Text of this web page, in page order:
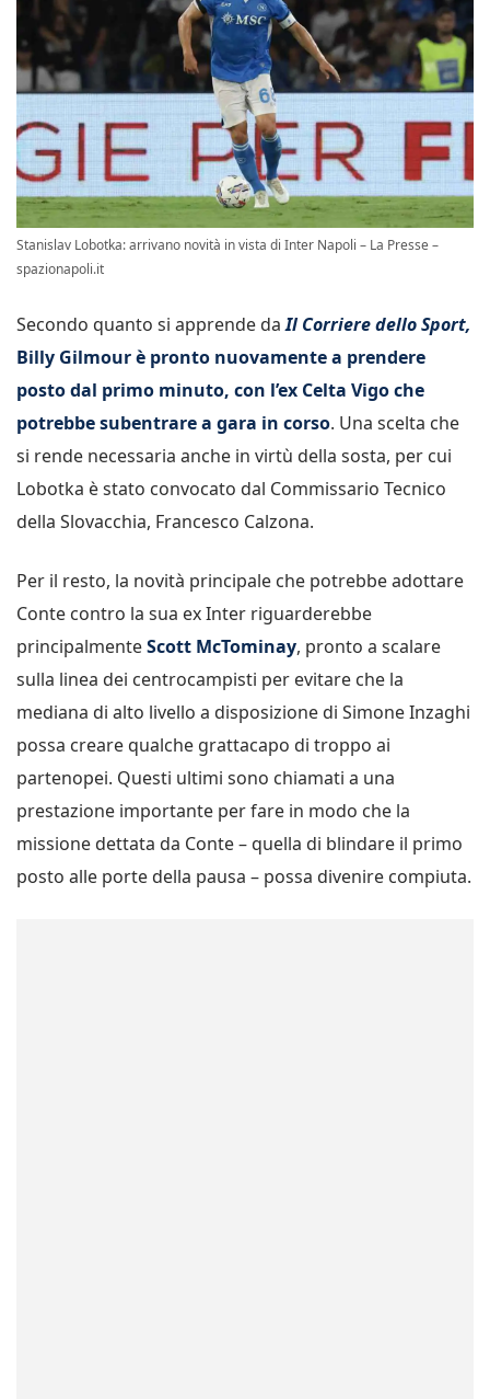
Stanislav Lobotka: arrivano novità in vista di Inter Napoli – La Presse –
spazionapoli.it
Secondo quanto si apprende daIl Corriere dello Sport,
Billy Gilmour è pronto nuovamente a prendere
posto dal primo minuto, con l’ex Celta Vigo che
potrebbe subentrare a gara in corso. Una scelta che
si rende necessaria anche in virtù della sosta, per cui
Lobotka è stato convocato dal Commissario Tecnico
della Slovacchia, Francesco Calzona.
Per il resto, la novità principale che potrebbe adottare
Conte contro la sua ex Inter riguarderebbe
principalmenteScott McTominay, pronto a scalare
sulla linea dei centrocampisti per evitare che la
mediana di alto livello a disposizione di Simone Inzaghi
possa creare qualche grattacapo di troppo ai
partenopei. Questi ultimi sono chiamati a una
prestazione importante per fare in modo che la
missione dettata da Conte – quella di blindare il primo
posto alle porte della pausa – possa divenire compiuta.